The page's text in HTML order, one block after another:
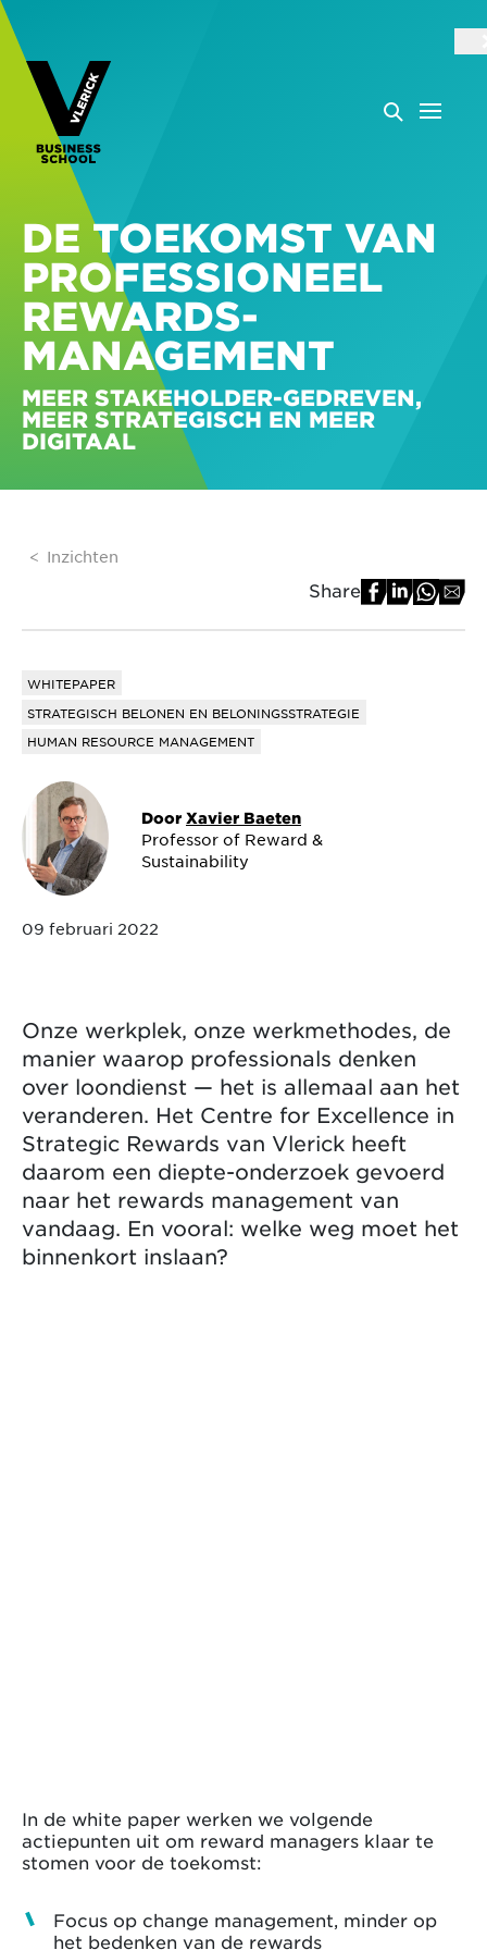
DE TOEKOMST VAN
PROFESSIONEEL
REWARDS-
MANAGEMENT
MEER STAKEHOLDER-GEDREVEN,
MEER STRATEGISCH EN MEER
DIGITAAL
Inzichten
Share
WHITEPAPER
STRATEGISCH BELONEN EN BELONINGSSTRATEGIE
HUMAN RESOURCE MANAGEMENT
Door Xavier Baeten
Professor of Reward &
Sustainability
09 februari 2022
Onze werkplek, onze werkmethodes, de
manier waarop professionals denken
over loondienst — het is allemaal aan het
veranderen. Het Centre for Excellence in
Strategic Rewards van Vlerick heeft
daarom een diepte-onderzoek gevoerd
naar het rewards management van
vandaag. En vooral: welke weg moet het
binnenkort inslaan?
In de white paper werken we volgende
actiepunten uit om reward managers klaar te
stomen voor de toekomst:
Focus op change management, minder op
het bedenken van de rewards